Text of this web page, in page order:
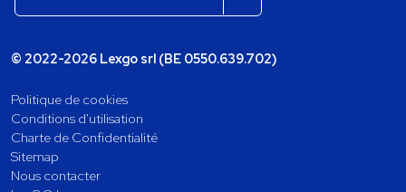
© 2022-2026 Lexgo srl (BE 0550.639.702)
Politique de cookies
Conditions d'utilisation
Charte de Confidentialité
Sitemap
Nous contacter